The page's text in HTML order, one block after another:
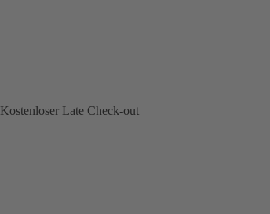
Kostenloser Late Check-out